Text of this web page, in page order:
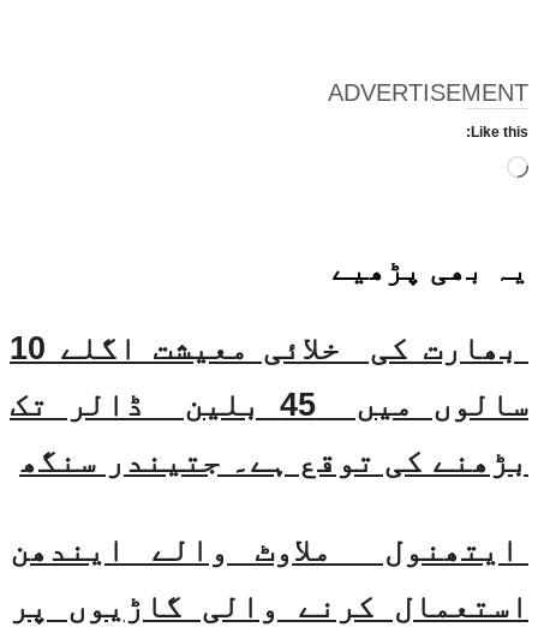
ADVERTISEMENT
Like this:
Loading…
یہ بھی پڑھیے
بھارت کی خلائی معیشت اگلے 10
سالوں میں 45 بلین ڈالر تک
بڑھنے کی توقع ہے۔ جتیندر سنگھ
ایتھنول ملاوٹ والے ایندھن
استعمال کرنے والی گاڑیوں پر